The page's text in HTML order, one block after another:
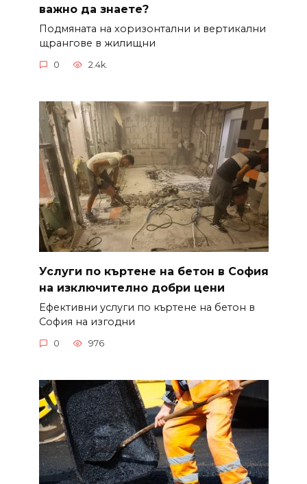
важно да знаете?
Подмяната на хоризонтални и вертикални
щрангове в жилищни
0 2.4k.
Услуги по къртене на бетон в София
на изключително добри цени
Ефективни услуги по къртене на бетон в
София на изгодни
0 976